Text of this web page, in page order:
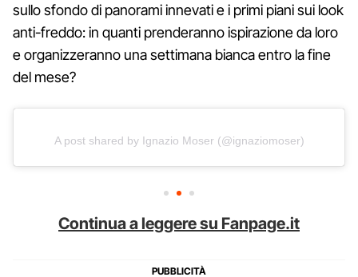
sullo sfondo di panorami innevati e i primi piani sui look
anti-freddo: in quanti prenderanno ispirazione da loro
e organizzeranno una settimana bianca entro la fine
del mese?
A post shared by Ignazio Moser (@ignaziomoser)
Continua a leggere su Fanpage.it